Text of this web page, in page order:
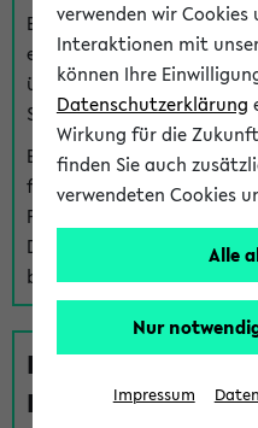
Bei inhaltlichen und
einzelnen Veranstaltungen
über denFragen-Link bei
Support kann hier meist
Bei Veranstaltungen mit
finden Sie eine Auskunft
Platzzuteilung im eKVV
Detailseite zum
betreffenden
Fragen zu im
Räumen
verwenden wir
Interaktionen mit
können Ihre
Datenschutzerklärung
Wirkung für die
finden Sie auch
verwendeten Cookies
Alle
Nur
Impressum